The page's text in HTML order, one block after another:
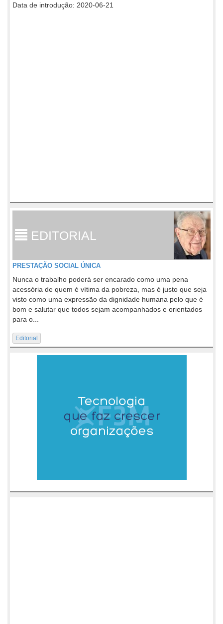
Data de introdução: 2020-06-21
EDITORIAL
PRESTAÇÃO SOCIAL ÚNICA
Nunca o trabalho poderá ser encarado como uma pena
acessória de quem é vítima da pobreza, mas é justo que seja
visto como uma expressão da dignidade humana pelo que é
bom e salutar que todos sejam acompanhados e orientados
para o...
Editorial